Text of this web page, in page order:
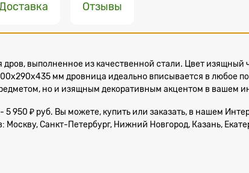
Отзывы
выполненное из качественной стали. Цвет
мм дровница идеально вписывается в любое
но и изящным декоративным акцентом в вашем
950 ₽ руб. Вы можете, купить или заказать, в нашем
Санкт-Петербург, Нижний Новгород, Казань,